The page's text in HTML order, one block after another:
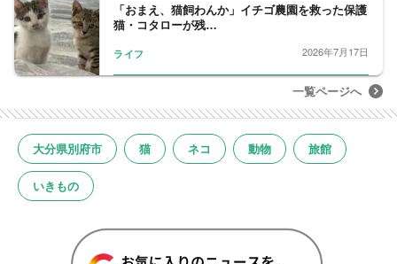
「おまえ、猫飼わんか」イチゴ農園を救った保護
猫・コタローが残…
ライフ 2026年7月17日
一覧ページへ
大分県別府市 猫 ネコ 動物 旅館
いきもの